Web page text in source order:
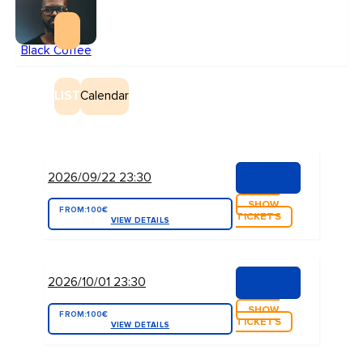
Black Coffee
LISTCalendar
2026/09/22 23:30
FROM:100€
VIEW DETAILS
SHOW
TICKETS
2026/10/01 23:30
FROM:100€
VIEW DETAILS
SHOW
TICKETS